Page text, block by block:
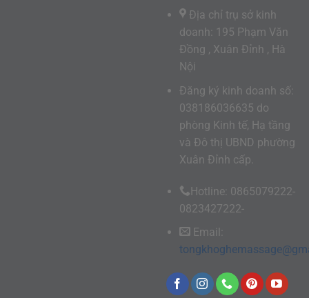
Địa chỉ trụ sở kinh
doanh: 195 Phạm Văn
Đồng , Xuân Đỉnh , Hà
Nội
Đăng ký kinh doanh số:
038186036635 do
phòng Kinh tế, Hạ tầng
và Đô thị UBND phường
Xuân Đỉnh cấp.
Hotline: 0865079222-
0823427222-
Email: